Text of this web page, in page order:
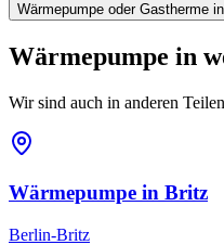
Wärmepumpe oder Gastherme
Wärmepumpe in
Wir sind auch in anderen
Wärmepumpe in Britz
Berlin-Britz